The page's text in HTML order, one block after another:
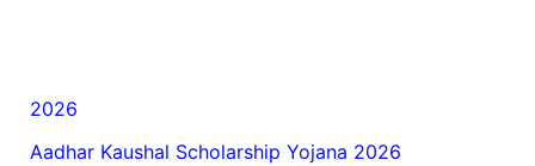
2026
Aadhar Kaushal Scholarship Yojana 2026